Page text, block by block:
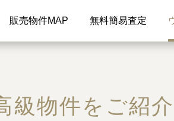
販売物件MAP 無料簡易査定
級物件をご紹介